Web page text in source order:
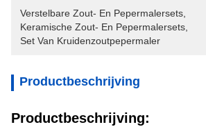
Verstelbare Zout- En Pepermalersets
Keramische Zout- En Pepermalersets
Set Van Kruidenzoutpepermaler
Productbeschrijving
Productbeschrijving: